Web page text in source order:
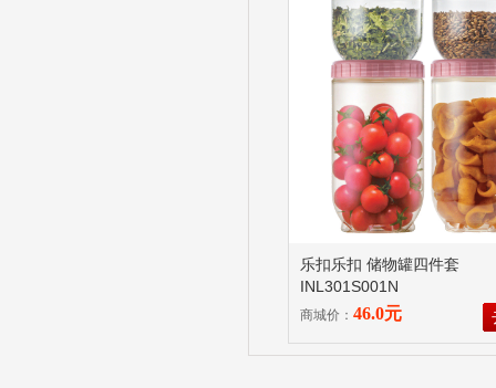
乐扣乐扣 储物罐四件套
INL301S001N
商城价： 46.0元